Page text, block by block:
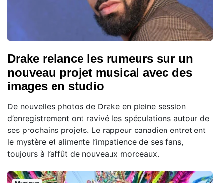
Drake relance les rumeurs sur un
nouveau projet musical avec des
images en studio
De nouvelles photos de Drake en pleine session
d’enregistrement ont ravivé les spéculations autour de
ses prochains projets. Le rappeur canadien entretient
le mystère et alimente l’impatience de ses fans,
toujours à l’affût de nouveaux morceaux.